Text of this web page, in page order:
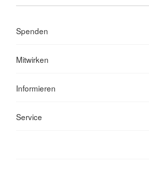
Spenden
Mitwirken
Informieren
Service